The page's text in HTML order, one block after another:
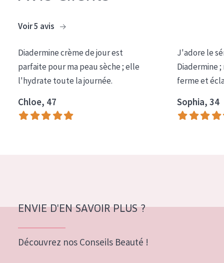
Essentials
Lift+
Expert
Peau sensible
Tous âges
Voir 5 avis
Diadermine crème de jour est
parfaite pour ma peau sèche ; elle
l'hydrate toute la journée.
Chloe, 47
J'adore le
Diadermine
ferme et
Sophia, 34
ENVIE D'EN SAVOIR PLUS ?
Découvrez nos Conseils Beauté !